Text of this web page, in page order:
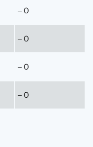
– 0
– 0
– 0
– 0